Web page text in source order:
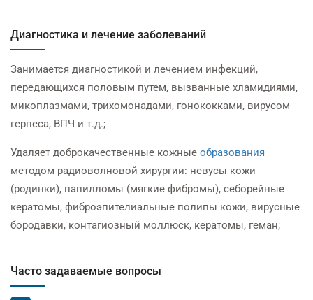
Диагностика и лечение заболеваний
Занимается диагностикой и лечением инфекций,
передающихся половым путем, вызванные хламидиями,
микоплазмами, трихомонадами, гонококками, вирусом
герпеса, ВПЧ и т.д.;
Удаляет доброкачественные кожные образования
методом радиоволновой хирургии: невусы кожи
(родинки), папилломы (мягкие фибромы), себорейные
кератомы, фиброэпителиальные полипы кожи, вирусные
бородавки, контагиозный моллюск, кератомы, геман;
Часто задаваемые вопросы